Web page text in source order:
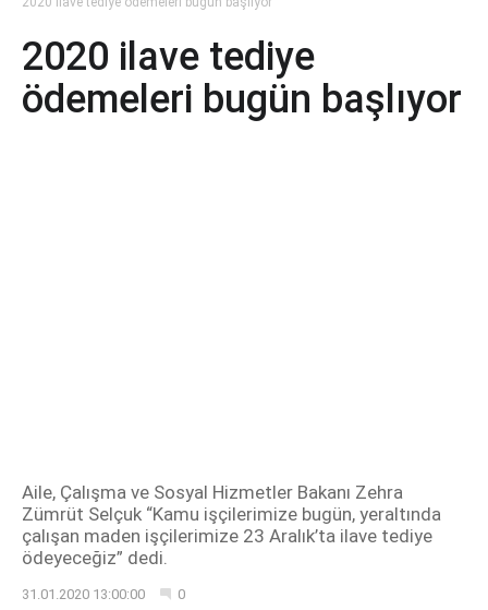
2020 ilave tediye
ödemeleri bugün başlıyor
Aile, Çalışma ve Sosyal Hizmetler Bakanı Zehra
Zümrüt Selçuk “Kamu işçilerimize bugün, yeraltında
çalışan maden işçilerimize 23 Aralık’ta ilave tediye
ödeyeceğiz” dedi.
31.01.2020 13:00:00 0